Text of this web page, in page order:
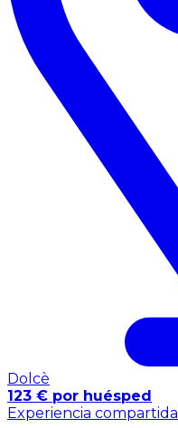
Dolcè
123 € por huésped
Experiencia compartida